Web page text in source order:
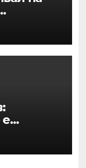
е
грешка
да